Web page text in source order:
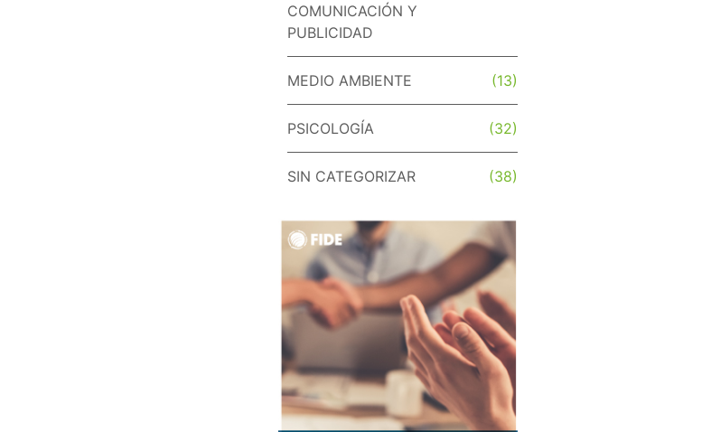
COMUNICACIÓN Y
PUBLICIDAD
MEDIO AMBIENTE (13)
PSICOLOGÍA (32)
SIN CATEGORIZAR (38)